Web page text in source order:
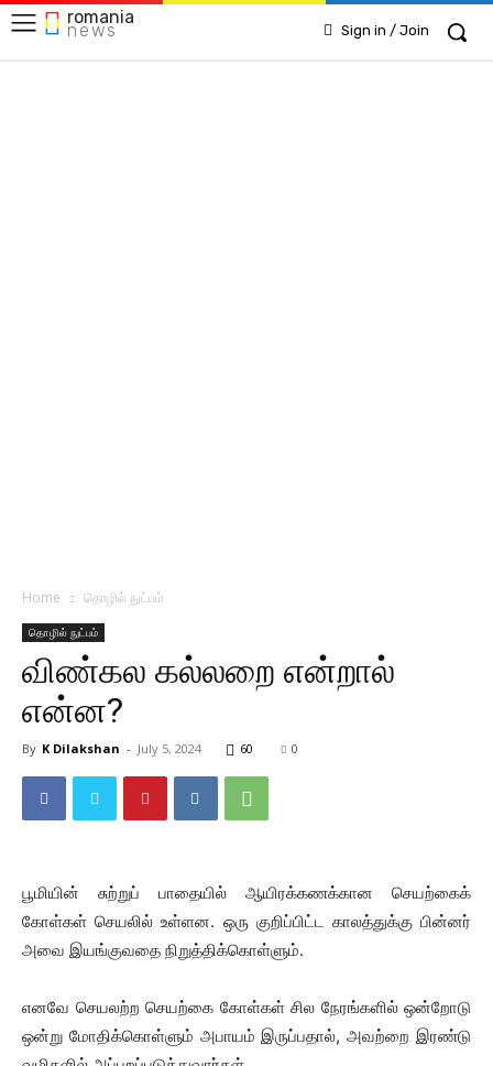
romania
news Sign in / Join
Home தொழில் நுட்பம்
தொழில் நுட்பம்
விண்கல கல்லறை என்றால்
என்ன?
By K Dilakshan - July 5, 2024 60 0
பூமியின் சுற்றுப் பாதையில் ஆயிரக்கணக்கான செயற்கைக்
கோள்கள் செயலில் உள்ளன. ஒரு குறிப்பிட்ட காலத்துக்கு பின்னர்
அவை இயங்குவதை நிறுத்திக்கொள்ளும்.
எனவே செயலற்ற செயற்கை கோள்கள் சில நேரங்களில் ஒன்றோடு
ஒன்று மோதிக்கொள்ளும் அபாயம் இருப்பதால், அவற்றை இரண்டு